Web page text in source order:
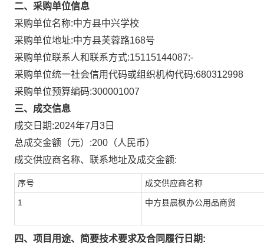
二、采购单位信息
采购单位名称:中方县中兴学校
采购单位地址:中方县芙蓉路168号
采购单位联系人和联系方式:15115144087:-
采购单位统一社会信用代码或组织机构代码:680312998
采购单位预算编码:300001007
三、成交信息
成交日期:2024年7月3日
总成交金额（元）:200 （人民币）
成交供应商名称、联系地址及成交金额:
序号 成交供应商名称
1 中方县晨枫办公用品商贸
四、项目用途、简要技术要求及合同履行日期: